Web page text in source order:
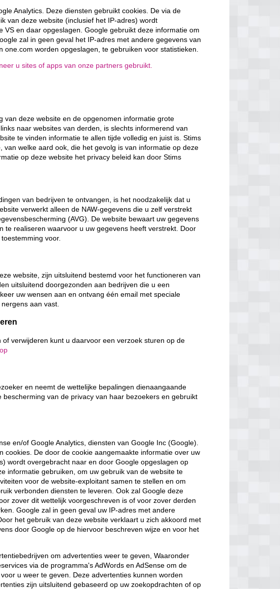
Analytics. Deze diensten gebruikt cookies. De via de
van deze website (inclusief het IP-adres) wordt
en daar opgeslagen. Google gebruikt deze informatie om
zal in geen geval het IP-adres met andere gegevens van
worden opgeslagen, te gebruiken voor statistieken.
u sites of apps van onze partners gebruikt.
van deze website en de opgenomen informatie grote
naar websites van derden, is slechts informerend van
te vinden informatie te allen tijde volledig en juist is. Stims
welke aard ook, die het gevolg is van informatie op deze
op deze website het privacy beleid kan door Stims
van bedrijven te ontvangen, is het noodzakelijk dat u
verwerkt alleen de NAW-gegevens die u zelf verstrekt
(AVG). De website bewaart uw gegevens
te realiseren waarvoor u uw gegevens heeft verstrekt. Door
voor.
website, zijn uitsluitend bestemd voor het functioneren van
uitsluitend doorgezonden aan bedrijven die u een
uw wensen aan en ontvang één email met speciale
aan vast.
of verwijderen kunt u daarvoor een verzoek sturen op de
en neemt de wettelijke bepalingen dienaangaande
van de privacy van haar bezoekers en gebruikt
en/of Google Analytics, diensten van Google Inc (Google).
cookies. De door de cookie aangemaakte informatie over uw
wordt overgebracht naar en door Google opgeslagen op
informatie gebruiken, om uw gebruik van de website te
voor de website-exploitant samen te stellen en om
verbonden diensten te leveren. Ook zal Google deze
zover dit wettelijk voorgeschreven is of voor zover derden
Google zal in geen geval uw IP-adres met andere
het gebruik van deze website verklaart u zich akkoord met
door Google op de hiervoor beschreven wijze en voor het
om advertenties weer te geven, Waaronder
via de programma's AdWords en AdSense om de
u weer te geven. Deze advertenties kunnen worden
zijn uitsluitend gebaseerd op uw zoekopdrachten of op